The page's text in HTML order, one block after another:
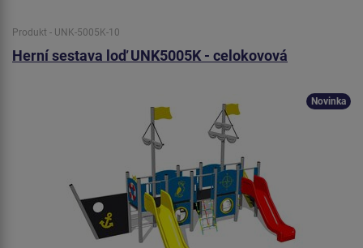
Produkt - UNK-5005K-10
Herní sestava loď UNK5005K - celokovová
Novinka